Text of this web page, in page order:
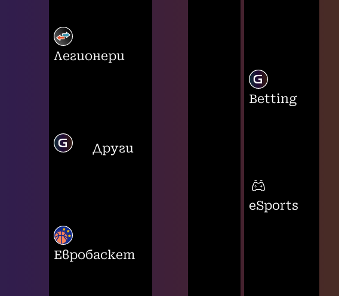
Легионери
Други
Евробаскет
Betting
eSports